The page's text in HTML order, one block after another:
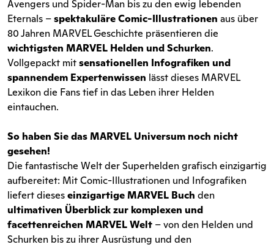
Avengers und Spider-Man bis zu den ewig lebenden
Eternals –spektakuläre Comic-Illustrationen aus über
80 Jahren MARVEL Geschichte präsentieren die
wichtigsten MARVEL Helden und Schurken.
Vollgepackt mitsensationellen Infografiken und
spannendem Expertenwissen lässt dieses MARVEL
Lexikon die Fans tief in das Leben ihrer Helden
eintauchen.
So haben Sie das MARVEL Universum noch nicht
gesehen!
Die fantastische Welt der Superhelden grafisch einzigartig
aufbereitet: Mit Comic-Illustrationen und Infografiken
liefert dieseseinzigartige MARVEL Buch den
ultimativen Überblick zur komplexen und
facettenreichen MARVEL Welt – von den Helden und
Schurken bis zu ihrer Ausrüstung und den